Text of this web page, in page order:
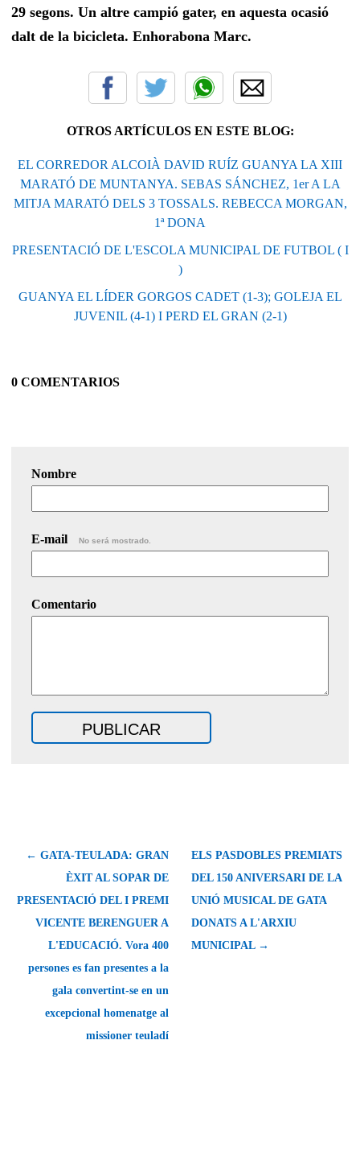
29 segons. Un altre campió gater, en aquesta ocasió
dalt de la bicicleta. Enhorabona Marc.
OTROS ARTÍCULOS EN ESTE BLOG:
EL CORREDOR ALCOIÀ DAVID RUÍZ GUANYA LA XIII
MARATÓ DE MUNTANYA. SEBAS SÁNCHEZ, 1er A LA
MITJA MARATÓ DELS 3 TOSSALS. REBECCA MORGAN,
1ª DONA
PRESENTACIÓ DE L'ESCOLA MUNICIPAL DE FUTBOL ( I
)
GUANYA EL LÍDER GORGOS CADET (1-3); GOLEJA EL
JUVENIL (4-1) I PERD EL GRAN (2-1)
0 COMENTARIOS
Nombre
E-mail No será mostrado.
Comentario
← GATA-TEULADA: GRAN
ÈXIT AL SOPAR DE
PRESENTACIÓ DEL I PREMI
VICENTE BERENGUER A
L'EDUCACIÓ. Vora 400
persones es fan presentes a la
gala convertint-se en un
excepcional homenatge al
missioner teuladí
ELS PASDOBLES PREMIATS
DEL 150 ANIVERSARI DE LA
UNIÓ MUSICAL DE GATA
DONATS A L'ARXIU
MUNICIPAL →